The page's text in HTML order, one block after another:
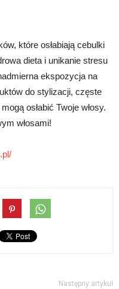
które osłabiają cebulki
dieta i unikanie stresu
ekspozycja na
do stylizacji, częste
osłabić Twoje włosy.
włosami!
Następny artykuł